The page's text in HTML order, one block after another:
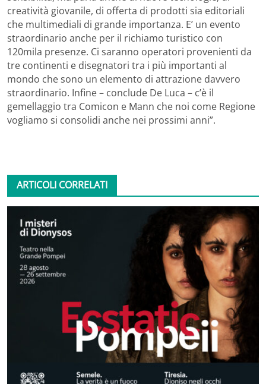
creatività giovanile, di offerta di prodotti sia editoriali
che multimediali di grande importanza. E’ un evento
straordinario anche per il richiamo turistico con
120mila presenze. Ci saranno operatori provenienti da
tre continenti e disegnatori tra i più importanti al
mondo che sono un elemento di attrazione davvero
straordinario. Infine – conclude De Luca – c’è il
gemellaggio tra Comicon e Mann che noi come Regione
vogliamo si consolidi anche nei prossimi anni”.
ARTICOLI CORRELATI